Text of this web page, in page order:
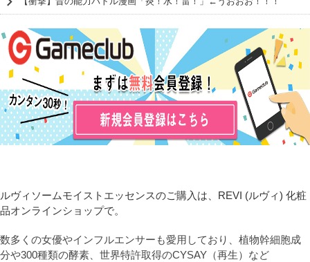
ルヴィソームモイストエッセンスのご購入は、REVI (ルヴィ) 化粧
品オンラインショップで。
数多くの女優やインフルエンサーも愛用しており、植物幹細胞成
分や300種類の酵素、世界特許取得のCYSAY（再生）など